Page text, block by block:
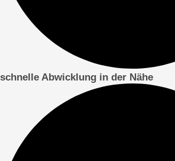
schnelle Abwicklung in der Nähe